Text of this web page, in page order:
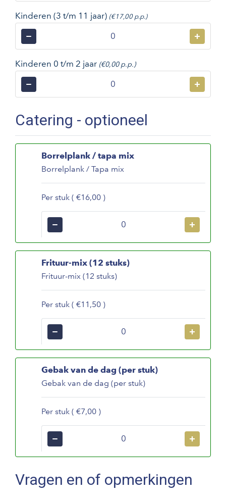
Kinderen (3 t/m 11 jaar) (€17,00 p.p.)
− +
Kinderen 0 t/m 2 jaar (€0,00 p.p.)
− +
Catering - optioneel
Borrelplank / tapa mix
Borrelplank / Tapa mix
Per stuk ( €16,00 )
− +
Frituur-mix (12 stuks)
Frituur-mix (12 stuks)
Per stuk ( €11,50 )
− +
Gebak van de dag (per stuk)
Gebak van de dag (per stuk)
Per stuk ( €7,00 )
− +
Vragen en of opmerkingen